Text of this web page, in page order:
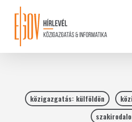
content
közigazgatás: külföldön